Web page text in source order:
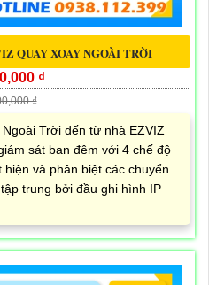
QUAY XOAY NGOÀI TRỜI
₫
₫
Trời đến từ nhà EZVIZ
sát ban đêm với 4 chế độ
và phân biệt các chuyển
trung bởi đầu ghi hình IP